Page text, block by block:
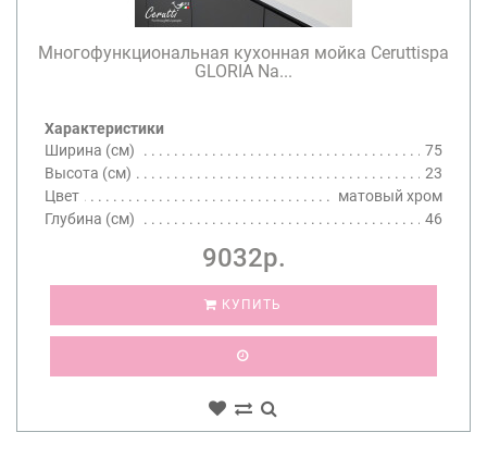
Многофункциональная кухонная мойка Ceruttispa
GLORIA Na...
Характеристики
Ширина (см)
75
Высота (см)
23
Цвет
матовый хром
Глубина (см)
46
9032р.
КУПИТЬ